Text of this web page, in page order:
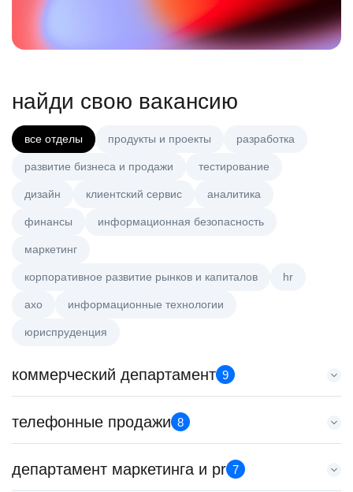
найди свою вакансию
все отделы продукты и проекты разработка
развитие бизнеса и продажи тестирование
дизайн клиентский сервис аналитика
финансы информационная безопасность
маркетинг
корпоративное развитие рынков и капиталов hr
axo информационные технологии
юриспруденция
коммерческий департамент 9
Старший аналитик клиентской эффективности
HeadHunter::Коммерческий департамент
з/п не указана
телефонные продажи 8
HeadHunter::Телефонные продажи
департамент маркетинга и pr 7